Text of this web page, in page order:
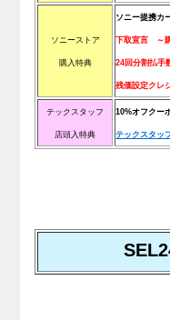
ソニーストア
購入特典
ソニー提携カ
下取宣言 ～
24回分割払手
残価設定クレ
テックスタッフ
店頭入特典
10%オフクー
テックスタッ